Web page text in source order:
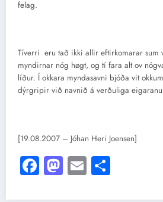
felag.
Tíverri eru tað ikki allir eftirkomarar sum
myndirnar nóg høgt, og tí fara alt ov
líður. Í okkara myndasavni bjóða vit
dýrgripir við navnið á verðuliga
[19.08.2007 – Jóhan Heri Joensen]
Facebook
Mastodon
Email